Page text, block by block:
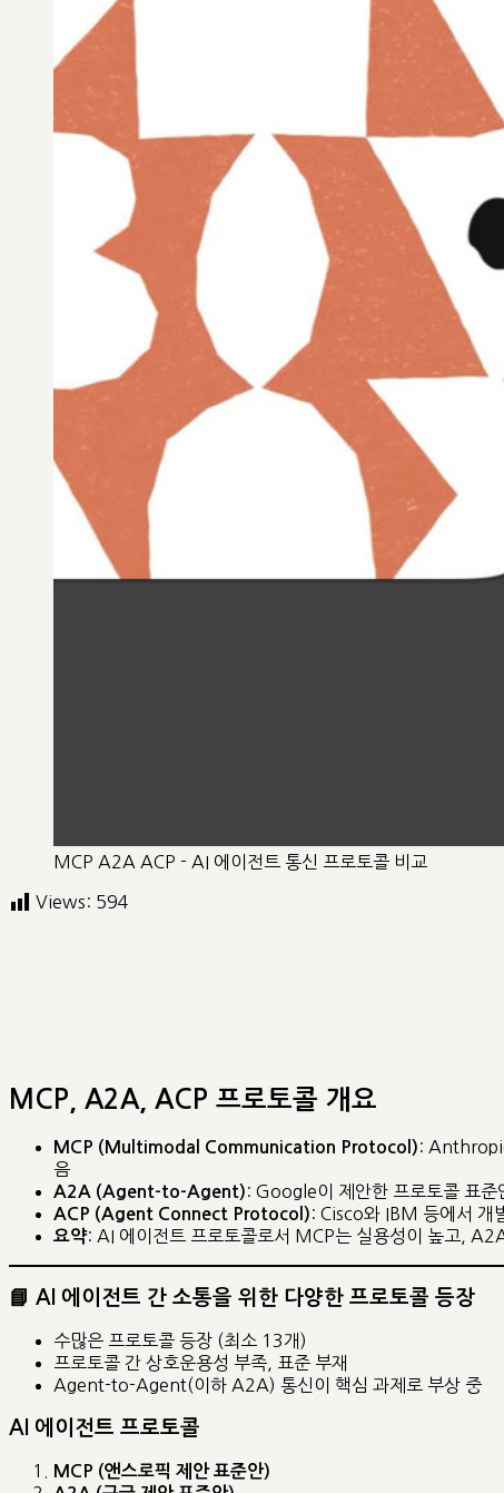
MCP A2A ACP - AI 에이전트 통신 프로토콜 비교
Views: 594
MCP, A2A, ACP 프로토콜 개요
MCP (Multimodal Communication Protocol) :
음
A2A (Agent-to-Agent) : Google이 제안한 프로토콜 표준
ACP (Agent Connect Protocol) : Cisco와 IBM 등에서 개
요약: AI 에이전트 프로토콜로서 MCP는 실용성이 높고,
📘 AI 에이전트 간 소통을 위한 다양한 프로토콜 등장
수많은 프로토콜 등장 (최소 13개)
프로토콜 간 상호운용성 부족, 표준 부재
Agent-to-Agent(이하 A2A) 통신이 핵심 과제로 부상 중
AI 에이전트 프로토콜
MCP (앤스로픽 제안 표준안)